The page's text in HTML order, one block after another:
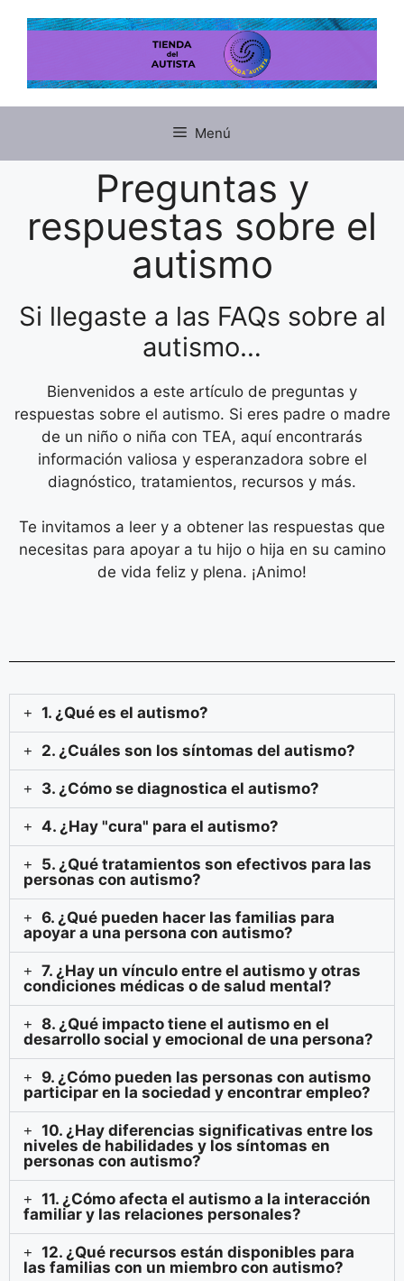
Menú
Preguntas y
respuestas sobre el
autismo
Si llegaste a las FAQs sobre al
autismo…
Bienvenidos a este artículo de preguntas y
respuestas sobre el autismo. Si eres padre o madre
de un niño o niña con TEA, aquí encontrarás
información valiosa y esperanzadora sobre el
diagnóstico, tratamientos, recursos y más.
Te invitamos a leer y a obtener las respuestas que
necesitas para apoyar a tu hijo o hija en su camino
de vida feliz y plena. ¡Animo!
1. ¿Qué es el autismo?
2. ¿Cuáles son los síntomas del autismo?
3. ¿Cómo se diagnostica el autismo?
4. ¿Hay "cura" para el autismo?
5. ¿Qué tratamientos son efectivos para las
personas con autismo?
6. ¿Qué pueden hacer las familias para
apoyar a una persona con autismo?
7. ¿Hay un vínculo entre el autismo y otras
condiciones médicas o de salud mental?
8. ¿Qué impacto tiene el autismo en el
desarrollo social y emocional de una persona?
9. ¿Cómo pueden las personas con autismo
participar en la sociedad y encontrar empleo?
10. ¿Hay diferencias significativas entre los
niveles de habilidades y los síntomas en
personas con autismo?
11. ¿Cómo afecta el autismo a la interacción
familiar y las relaciones personales?
12. ¿Qué recursos están disponibles para
las familias con un miembro con autismo?